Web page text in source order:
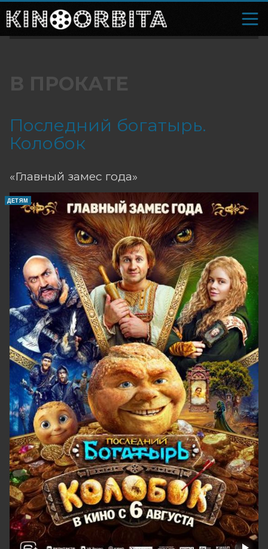
В ПРОКАТЕ
Последний богатырь.
Колобок
«Главный замес года»
ДЕТЯМ